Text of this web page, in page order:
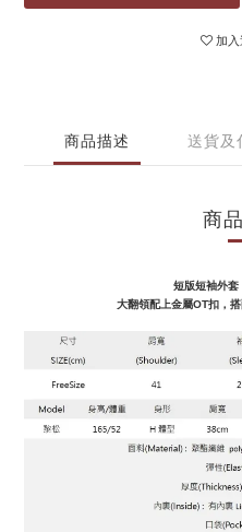
加
商品描述 送貨及
商
短版短袖外套
大翻領配上金屬OT扣，